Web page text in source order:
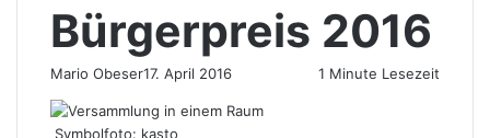
Bürgerpreis 2016
Mario Obeser17. April 2016 1 Minute Lesezeit
Symbolfoto: kasto